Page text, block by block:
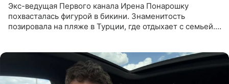
Экс-ведущая Первого канала Ирена Понарошку
похвасталась фигурой в бикини. Знаменитость
позировала на пляже в Турции, где отдыхает с семьей.